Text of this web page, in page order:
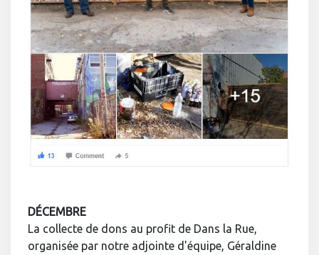
DÉCEMBRE
La collecte de dons au profit de Dans la Rue,
organisée par notre adjointe d'équipe, Géraldine